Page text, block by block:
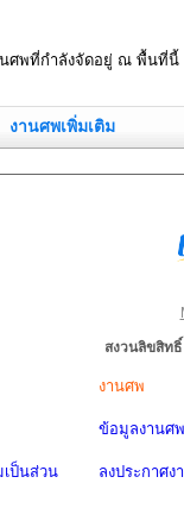
ศพที่กำลังจัดอยู่ ณ พื้นที่นี้
งานศพเพิ่มเติม
สงวนลิขสิท
ป็นส่วน
งานศพ
ข้อมูลงานศพ
ลงประกาศง